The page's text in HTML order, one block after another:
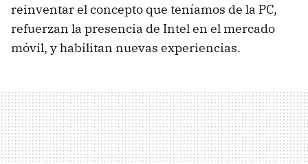
reinventar el concepto que teníamos de la PC,
refuerzan la presencia de Intel en el mercado
móvil, y habilitan nuevas experiencias.